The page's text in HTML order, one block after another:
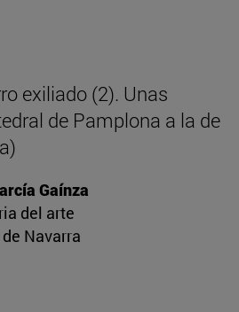
exiliado (2). Unas
de Pamplona a la de
Gaínza
del arte
Navarra